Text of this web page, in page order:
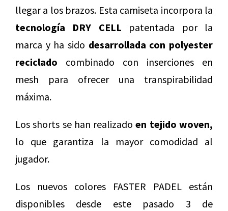
llegar a los brazos. Esta camiseta incorpora la
tecnología DRY CELL patentada por la
marca y ha sido desarrollada con polyester
reciclado combinado con inserciones en
mesh para ofrecer una transpirabilidad
máxima.
Los shorts se han realizadoen tejido woven,
lo que garantiza la mayor comodidad al
jugador.
Los nuevos colores FASTER PADEL están
disponibles desde este pasado 3 de